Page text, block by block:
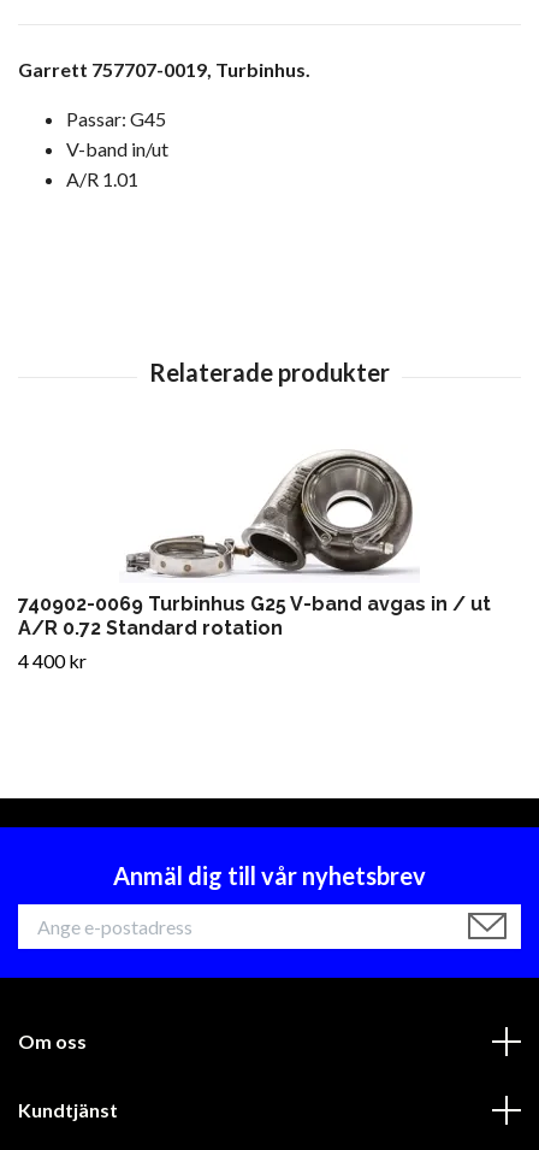
Garrett 757707-0019, Turbinhus.
Passar: G45
V-band in/ut
A/R 1.01
740902-0069 Turbinhus G25 V-band avgas in / ut
A/R 0.72 Standard rotation
4 400 kr
Anmäl dig till vår nyhetsbrev
Om oss
Kundtjänst